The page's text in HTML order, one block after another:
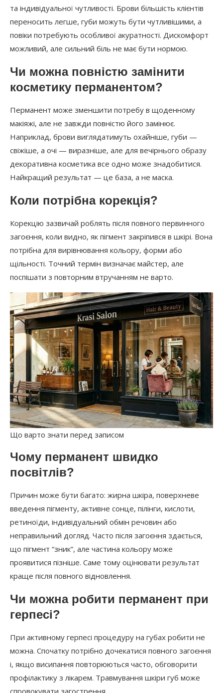
та індивідуальної чутливості. Брови більшість клієнтів
переносить легше, губи можуть бути чутливішими, а
повіки потребують особливої акуратності. Дискомфорт
можливий, але сильний біль не має бути нормою.
Чи можна повністю замінити
косметику перманентом?
Перманент може зменшити потребу в щоденному
макіяжі, але не завжди повністю його замінює.
Наприклад, брови виглядатимуть охайніше, губи —
свіжіше, а очі — виразніше, але для вечірнього образу
декоративна косметика все одно може знадобитися.
Найкращий результат — це база, а не маска.
Коли потрібна корекція?
Корекцію зазвичай роблять після повного первинного
загоєння, коли видно, як пігмент закріпився в шкірі. Вона
потрібна для вирівнювання кольору, форми або
щільності. Точний термін визначає майстер, але
поспішати з повторним втручанням не варто.
Що варто знати перед записом
Чому перманент швидко
посвітлів?
Причин може бути багато: жирна шкіра, поверхневе
введення пігменту, активне сонце, пілінги, кислоти,
ретиноїди, індивідуальний обмін речовин або
неправильний догляд. Часто після загоєння здається,
що пігмент “зник”, але частина кольору може
проявитися пізніше. Саме тому оцінювати результат
краще після повного відновлення.
Чи можна робити перманент при
герпесі?
При активному герпесі процедуру на губах робити не
можна. Спочатку потрібно дочекатися повного загоєння
і, якщо висипання повторюються часто, обговорити
профілактику з лікарем. Травмування шкіри губ може
спровокувати загострення.